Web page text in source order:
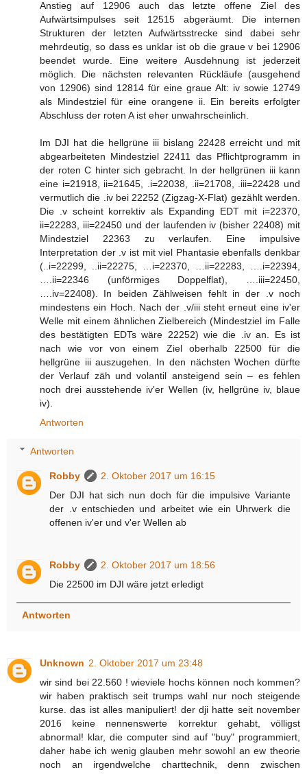
Anstieg auf 12906 auch das letzte offene Ziel des
Aufwärtsimpulses seit 12515 abgeräumt. Die internen
Strukturen der letzten Aufwärtsstrecke sind dabei sehr
mehrdeutig, so dass es unklar ist ob die graue v bei 12906
beendet wurde. Eine weitere Ausdehnung ist jederzeit
möglich. Die nächsten relevanten Rückläufe (ausgehend
von 12906) sind 12814 für eine graue Alt: iv sowie 12749
als Mindestziel für eine orangene ii. Ein bereits erfolgter
Abschluss der roten A ist eher unwahrscheinlich.
Im DJI hat die hellgrüne iii bislang 22428 erreicht und mit
abgearbeiteten Mindestziel 22411 das Pflichtprogramm in
der roten C hinter sich gebracht. In der hellgrünen iii kann
eine i=21918, ii=21645, .i=22038, .ii=21708, .iii=22428 und
vermutlich die .iv bei 22252 (Zigzag-X-Flat) gezählt werden.
Die .v scheint korrektiv als Expanding EDT mit i=22370,
ii=22283, iii=22450 und der laufenden iv (bisher 22408) mit
Mindestziel 22363 zu verlaufen. Eine impulsive
Interpretation der .v ist mit viel Phantasie ebenfalls denkbar
(..i=22299, ..ii=22275, …i=22370, …ii=22283, ….i=22394,
….ii=22346 (unförmiges Doppelflat), ….iii=22450,
….iv=22408). In beiden Zählweisen fehlt in der .v noch
mindestens ein Hoch. Nach der .v/iii steht erneut eine iv'er
Welle mit einem ähnlichen Zielbereich (Mindestziel im Falle
des bestätigten EDTs wäre 22252) wie die .iv an. Es ist
nach wie vor von einem Ziel oberhalb 22500 für die
hellgrüne iii auszugehen. In den nächsten Wochen dürfte
der Verlauf zäh und volantil ansteigend sein – es fehlen
noch drei ausstehende iv'er Wellen (iv, hellgrüne iv, blaue
iv).
Antworten
Antworten
Robby
2. Oktober 2017 um 16:15
Der DJI hat sich nun doch für die impulsive Variante
der .v entschieden und arbeitet wie ein Uhrwerk die
offenen iv'er und v'er Wellen ab
Robby
2. Oktober 2017 um 18:56
Die 22500 im DJI wäre jetzt erledigt
Antworten
Unknown 2. Oktober 2017 um 23:48
wir sind bei 22.560 ! wieviele hochs können noch kommen?
wir haben praktisch seit trumps wahl nur noch steigende
kurse. das ist alles manipuliert! der dji hatte seit november
2016 keine nennenswerte korrektur gehabt, völligst
abnormal! klar, die computer sind auf "buy" programmiert,
daher habe ich wenig glauben mehr sowohl an ew theorie
noch an irgendwelche charttechnik, denn zwischen